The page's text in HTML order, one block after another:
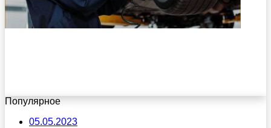
Популярное
05.05.2023